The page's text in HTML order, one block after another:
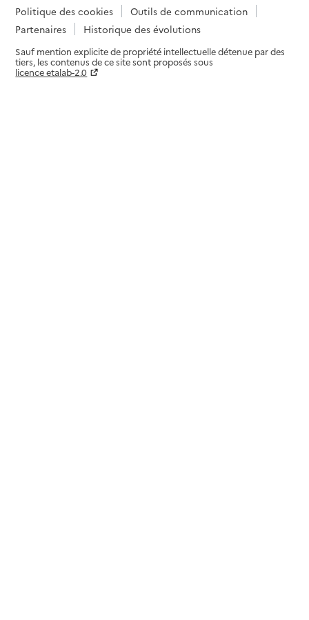
Politique des cookies
Outils de communication
Partenaires
Historique des évolutions
Sauf mention explicite de propriété intellectuelle détenue par des
tiers, les contenus de ce site sont proposés sous
licence etalab-2.0